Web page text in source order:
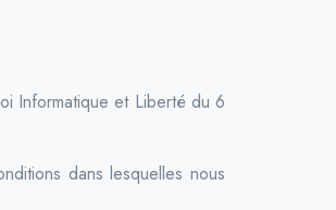
Informatique et Liberté du 6
dans lesquelles nous